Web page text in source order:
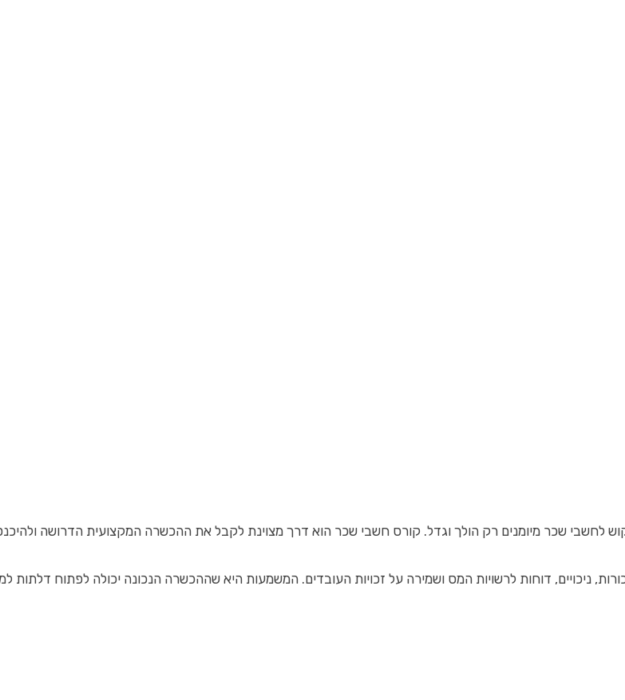
לחשבי שכר מיומנים רק הולך וגדל. קורס חשבי שכר הוא דרך מצוינת לקבל את ההכשרה המקצועית הדרושה
ניכויים, דוחות לרשויות המס ושמירה על זכויות העובדים. המשמעות היא שההכשרה הנכונה יכולה לפתוח דלתות